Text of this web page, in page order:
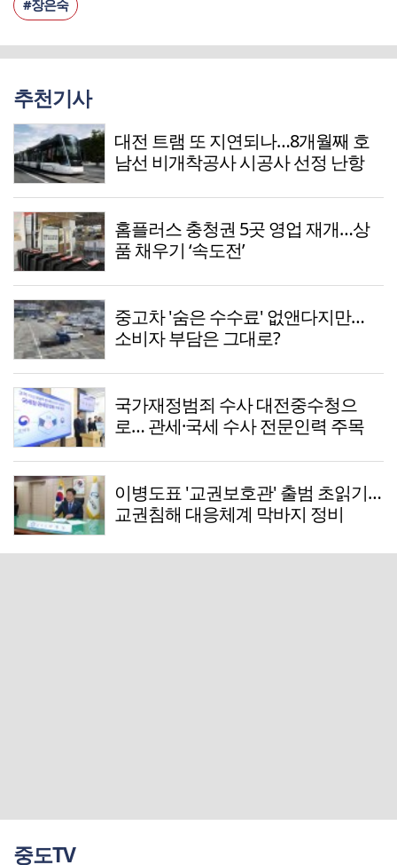
#장은숙
추천기사
대전 트램 또 지연되나…8개월째 호
남선 비개착공사 시공사 선정 난항
홈플러스 충청권 5곳 영업 재개…상
품 채우기 ‘속도전’
중고차 '숨은 수수료' 없앤다지만…
소비자 부담은 그대로?
국가재정범죄 수사 대전중수청으
로… 관세·국세 수사 전문인력 주목
이병도표 '교권보호관' 출범 초읽기…
교권침해 대응체계 막바지 정비
중도TV